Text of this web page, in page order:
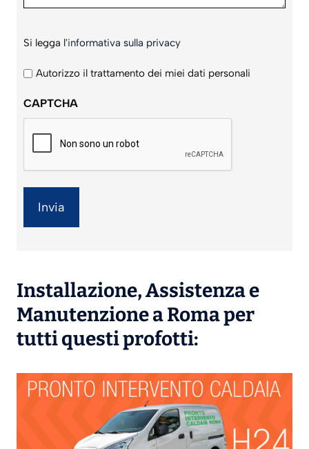
legga
l'informativa
privacy
Si legga l'informativa sulla privacy
Autorizzo il trattamento dei miei dati personali
CAPTCHA
Installazione,Assistenzae
Manutenzionea Roma per
tutti questi profotti: